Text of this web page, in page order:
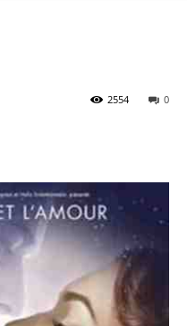
0
2554